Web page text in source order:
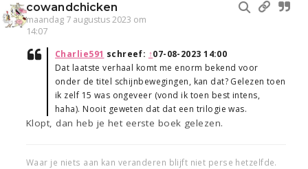
cowandchicken
maandag 7 augustus 2023 om
14:07
Charlie591 schreef: ↑07-08-2023 14:00
Dat laatste verhaal komt me enorm bekend voor
onder de titel schijnbewegingen, kan dat? Gelezen toen
ik zelf 15 was ongeveer (vond ik toen best intens,
haha). Nooit geweten dat dat een trilogie was.
Klopt, dan heb je het eerste boek gelezen.
Waar je niets aan kan veranderen blijft niet perse hetzelfde.